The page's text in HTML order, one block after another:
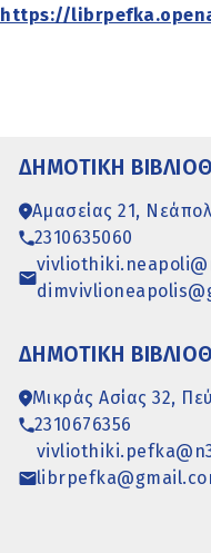
https://
ΔΗΜΟΤΙΚΉ
Αμασείας 21,
2310635060
ΔΗΜΟΤΙΚΉ
Μικράς Ασίας 32,
2310676356